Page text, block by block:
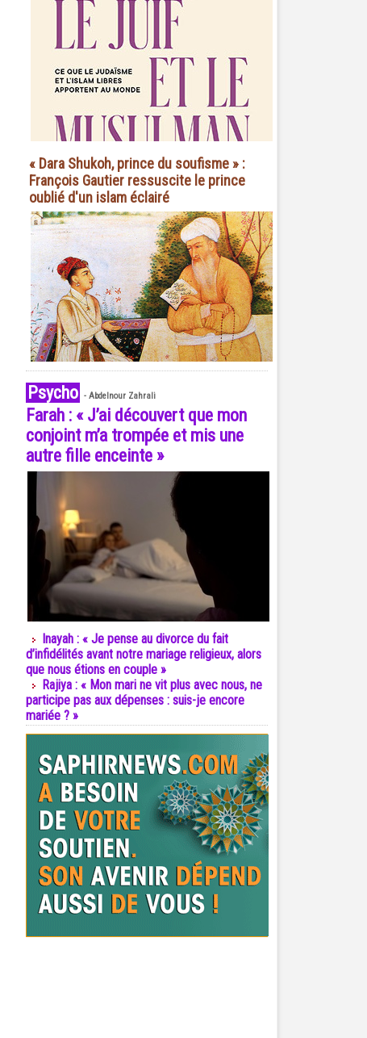
« Dara Shukoh, prince du soufisme » :
François Gautier ressuscite le prince
oublié d'un islam éclairé
Psycho - Abdelnour Zahrali
Farah : « J’ai découvert que mon
conjoint m’a trompée et mis une
autre fille enceinte »
Inayah : « Je pense au divorce du fait
d’infidélités avant notre mariage religieux, alors
que nous étions en couple »
Rajiya : « Mon mari ne vit plus avec nous, ne
participe pas aux dépenses : suis-je encore
mariée ? »